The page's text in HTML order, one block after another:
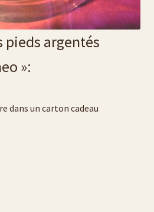
argentés
»:
dans un carton cadeau